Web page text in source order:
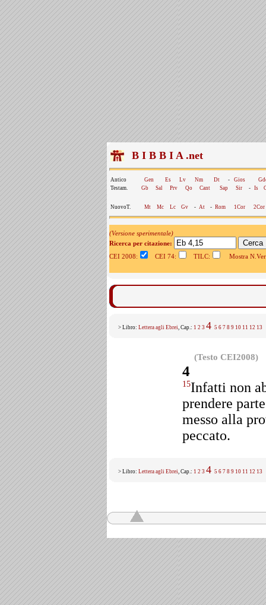
B I B B I A .net
Antico Gen Es Lv Nm Dt - Gios
Testam.
Gb Sal Prv Qo Cant Sap Sir - Is
NuovoT. Mt Mc Lc Gv - At - Rom 1Cor 2Cor
(Versione sperimentale)
Ricerca per citazione:
CEI 2008:
CEI 74: TILC: Mostra
> Libro: Lettera agli Ebrei, Cap.: 1 2 3 4 5 6 7 8 9 10 11 12 13
(Testo CEI2008)
4
15Infatti non
prendere
messo alla
peccato.
> Libro: Lettera agli Ebrei, Cap.: 1 2 3 4 5 6 7 8 9 10 11 12 13